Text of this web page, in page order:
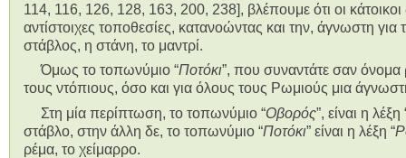
114, 116, 126, 128, 163, 200, 238], βλέπουμε ότι οι
αντίστοιχες τοποθεσίες, κατανοώντας και την, άγνωστη
στάβλος, η στάνη, το μαντρί.
Όμως το τοπωνύμιο “Ποτόκι”, που συναντάτε σαν όνομα
τους ντόπιους, όσο και για όλους τους Ρωμιούς μια
Στη μία περίπτωση, το τοπωνύμιο “Οβορός”, είναι η λέξη
στάβλο, στην άλλη δε, το τοπωνύμιο “Ποτόκι” είναι η λέξη “
ρέμα, το χείμαρρο.